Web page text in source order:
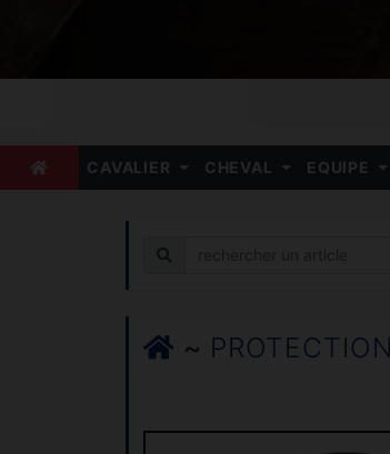
CAVALIER CHEVAL EQUIPE
Recherche
~